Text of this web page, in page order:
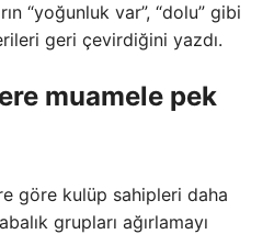
“yoğunluk var”, “dolu” gibi
geri çevirdiğini yazdı.
muamele pek
göre kulüp sahipleri daha
grupları ağırlamayı